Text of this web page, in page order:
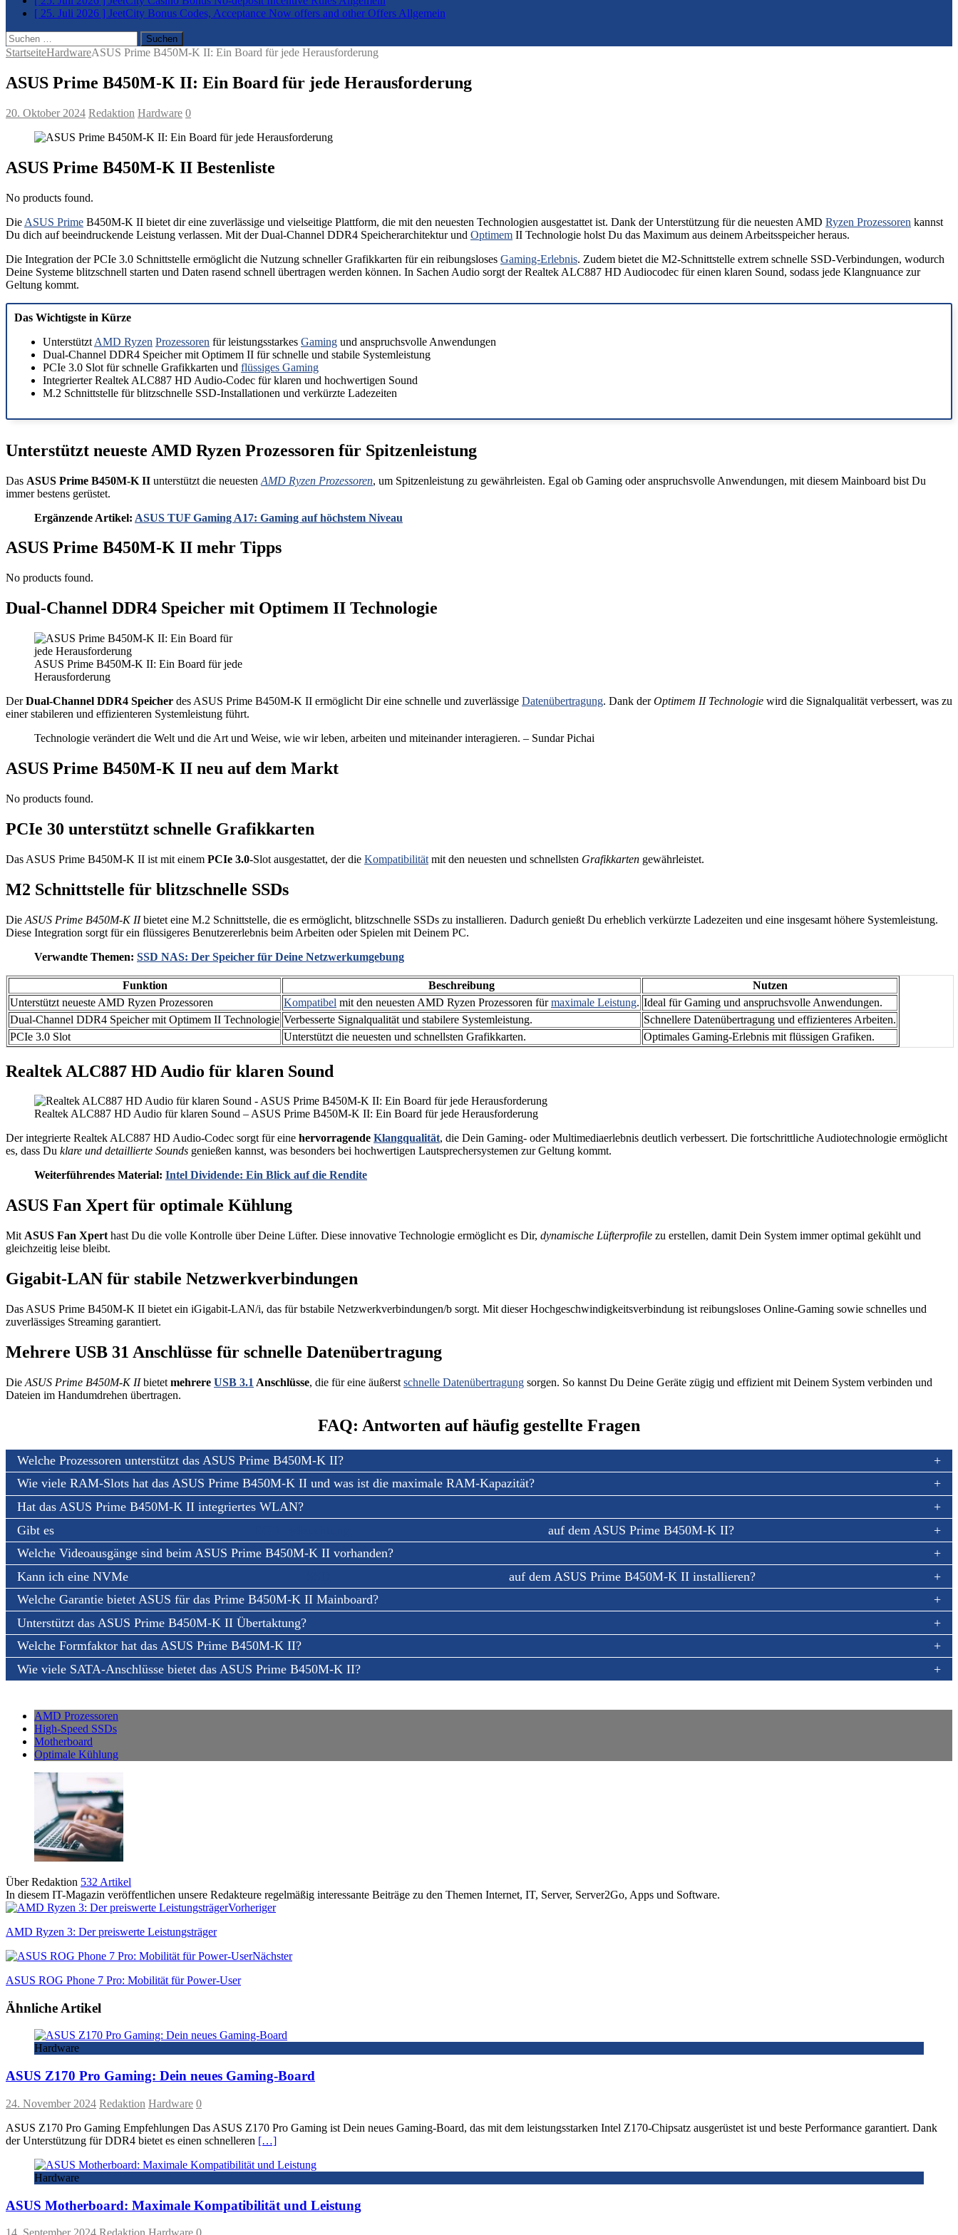
[ 25. Juli 2026 ] JeetCity Bonus Codes, Acceptance Now offers and other Offers Allgemein
Suchen
nach:
StartseiteHardwareASUS Prime B450M-K II: Ein Board für jede Herausforderung
ASUS Prime B450M-K II: Ein Board für jede Herausforderung
20. Oktober 2024 Redaktion Hardware 0
ASUS Prime B450M-K II Bestenliste
No products found.
Die ASUS Prime B450M-K II bietet dir eine zuverlässige und vielseitige Plattform, die mit den neuesten Technologien ausgestattet ist. Dank der Unterstützung für die neuesten AMD Ryzen Prozessoren kannst
Du dich auf beeindruckende Leistung verlassen. Mit der Dual-Channel DDR4 Speicherarchitektur und Optimem II Technologie holst Du das Maximum aus deinem Arbeitsspeicher heraus.
Die Integration der PCIe 3.0 Schnittstelle ermöglicht die Nutzung schneller Grafikkarten für ein reibungsloses Gaming-Erlebnis. Zudem bietet die M2-Schnittstelle extrem schnelle SSD-Verbindungen, wodurch
Deine Systeme blitzschnell starten und Daten rasend schnell übertragen werden können. In Sachen Audio sorgt der Realtek ALC887 HD Audiocodec für einen klaren Sound, sodass jede Klangnuance zur
Geltung kommt.
Das Wichtigste in Kürze
Unterstützt AMD Ryzen Prozessoren für leistungsstarkes Gaming und anspruchsvolle Anwendungen
Dual-Channel DDR4 Speicher mit Optimem II für schnelle und stabile Systemleistung
PCIe 3.0 Slot für schnelle Grafikkarten und flüssiges Gaming
Integrierter Realtek ALC887 HD Audio-Codec für klaren und hochwertigen Sound
M.2 Schnittstelle für blitzschnelle SSD-Installationen und verkürzte Ladezeiten
Unterstützt neueste AMD Ryzen Prozessoren für Spitzenleistung
Das ASUS Prime B450M-K II unterstützt die neuesten AMD Ryzen Prozessoren, um Spitzenleistung zu gewährleisten. Egal ob Gaming oder anspruchsvolle Anwendungen, mit diesem Mainboard bist Du
immer bestens gerüstet.
Ergänzende Artikel: ASUS TUF Gaming A17: Gaming auf höchstem Niveau
ASUS Prime B450M-K II mehr Tipps
No products found.
Dual-Channel DDR4 Speicher mit Optimem II Technologie
ASUS Prime B450M-K II: Ein Board für jede
Herausforderung
DerDual-Channel DDR4 Speicher des ASUS Prime B450M-K II ermöglicht Dir eine schnelle und zuverlässige Datenübertragung. Dank derOptimem II Technologie wird die Signalqualität verbessert, was zu
einer stabileren und effizienteren Systemleistung führt.
Technologie verändert die Welt und die Art und Weise, wie wir leben, arbeiten und miteinander interagieren. – Sundar Pichai
ASUS Prime B450M-K II neu auf dem Markt
No products found.
PCIe 30 unterstützt schnelle Grafikkarten
Das ASUS Prime B450M-K II ist mit einem PCIe 3.0-Slot ausgestattet, der die Kompatibilität mit den neuesten und schnellsten Grafikkarten gewährleistet.
M2 Schnittstelle für blitzschnelle SSDs
Die ASUS Prime B450M-K IIbietet eine M.2 Schnittstelle, die es ermöglicht, blitzschnelle SSDs zu installieren. Dadurch genießt Du erheblich verkürzte Ladezeiten und eine insgesamt höhere Systemleistung.
Diese Integration sorgt für ein flüssigeres Benutzererlebnis beim Arbeiten oder Spielen mit Deinem PC.
Verwandte Themen: SSD NAS: Der Speicher für Deine Netzwerkumgebung
Funktion Beschreibung
Nutzen
Unterstützt neueste AMD Ryzen Prozessoren
Kompatibel mit den neuesten AMD Ryzen Prozessoren fürmaximale Leistung. Ideal für Gaming und anspruchsvolle Anwendungen.
Dual-Channel DDR4 Speicher mit Optimem II Technologie Verbesserte Signalqualität und stabilere Systemleistung.
Schnellere Datenübertragung und effizienteres Arbeiten.
PCIe 3.0 Slot
Unterstützt die neuesten und schnellsten Grafikkarten. Optimales Gaming-Erlebnis mit flüssigen Grafiken.
Realtek ALC887 HD Audio für klaren Sound
Realtek ALC887 HD Audio für klaren Sound – ASUS Prime B450M-K II: Ein Board für jede Herausforderung
Der integrierte Realtek ALC887 HD Audio-Codec sorgt für eine hervorragende Klangqualität, die Dein Gaming- oder Multimediaerlebnis deutlich verbessert. Die fortschrittliche Audiotechnologie ermöglicht
es, dass Du klare und detaillierte Sounds genießen kannst, was besonders bei hochwertigen Lautsprechersystemen zur Geltung kommt.
Weiterführendes Material: Intel Dividende: Ein Blick auf die Rendite
ASUS Fan Xpert für optimale Kühlung
Mit ASUS Fan Xpert hast Du die volle Kontrolle über Deine Lüfter. Diese innovative Technologie ermöglicht es Dir, dynamische Lüfterprofile zu erstellen, damit Dein System immer optimal gekühlt und
gleichzeitig leise bleibt.
Gigabit-LAN für stabile Netzwerkverbindungen
Das ASUS Prime B450M-K II bietet ein iGigabit-LAN/i, das für bstabile Netzwerkverbindungen/b sorgt. Mit dieser Hochgeschwindigkeitsverbindung ist reibungsloses Online-Gaming sowie schnelles und
zuverlässiges Streaming garantiert.
Mehrere USB 31 Anschlüsse für schnelle Datenübertragung
Die ASUS Prime B450M-K IIbietet mehrere USB 3.1 Anschlüsse, die für eine äußerst schnelle Datenübertragung sorgen. So kannst Du Deine Geräte zügig und effizient mit Deinem System verbinden und
Dateien im Handumdrehen übertragen.
FAQ: Antworten auf häufig gestellte Fragen
Welche Prozessoren unterstützt das ASUS Prime B450M-K II?
Wie viele RAM-Slots hat das ASUS Prime B450M-K II und was ist die maximale RAM-Kapazität?
Hat das ASUS Prime B450M-K II integriertes WLAN?
Gibt es
auf dem ASUS Prime B450M-K II?
Welche Videoausgänge sind beim ASUS Prime B450M-K II vorhanden?
Kann ich eine NVMe
auf dem ASUS Prime B450M-K II installieren?
Welche Garantie bietet ASUS für das Prime B450M-K II Mainboard?
Unterstützt das ASUS Prime B450M-K II Übertaktung?
Welche Formfaktor hat das ASUS Prime B450M-K II?
Wie viele SATA-Anschlüsse bietet das ASUS Prime B450M-K II?
AMD Prozessoren
High-Speed SSDs
Motherboard
Optimale Kühlung
Über Redaktion 532 Artikel
In diesem IT-Magazin veröffentlichen unsere Redakteure regelmäßig interessante Beiträge zu den Themen Internet, IT, Server, Server2Go, Apps und Software.
Vorheriger
AMD Ryzen 3: Der preiswerte Leistungsträger
Nächster
ASUS ROG Phone 7 Pro: Mobilität für Power-User
Ähnliche Artikel
Hardware
ASUS Z170 Pro Gaming: Dein neues Gaming-Board
24. November 2024 Redaktion Hardware 0
ASUS Z170 Pro Gaming Empfehlungen Das ASUS Z170 Pro Gaming ist Dein neues Gaming-Board, das mit dem leistungsstarken Intel Z170-Chipsatz ausgerüstet ist und beste Performance garantiert. Dank
der Unterstützung für DDR4 bietet es einen schnelleren […]
Hardware
ASUS Motherboard: Maximale Kompatibilität und Leistung